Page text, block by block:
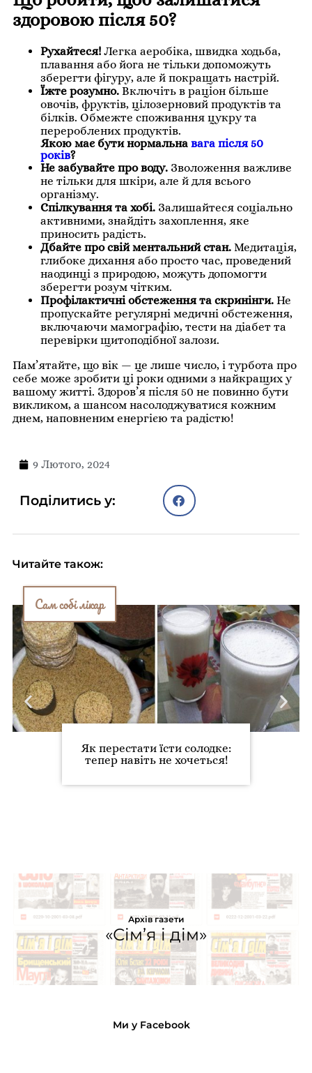
здоровою після 50?
Рухайтеся! Легка аеробіка, швидка ходьба,
плавання або йога не тільки допоможуть
зберегти фігуру, але й покращать настрій.
Їжте розумно. Включіть в раціон більше
овочів, фруктів, цілозерновий продуктів та
білків. Обмежте споживання цукру та
перероблених продуктів.
Якою має бути нормальна вага після 50
років?
Не забувайте про воду. Зволоження важливе
не тільки для шкіри, але й для всього
організму.
Спілкування та хобі. Залишайтеся соціально
активними, знайдіть захоплення, яке
приносить радість.
Дбайте про свій ментальний стан. Медитація,
глибоке дихання або просто час, проведений
наодинці з природою, можуть допомогти
зберегти розум чітким.
Профілактичні обстеження та скринінги. Не
пропускайте регулярні медичні обстеження,
включаючи мамографію, тести на діабет та
перевірки щитоподібної залози.
Пам’ятайте, що вік — це лише число, і турбота про
себе може зробити ці роки одними з найкращих у
вашому житті. Здоров’я після 50 не повинно бути
викликом, а шансом насолоджуватися кожним
днем, наповненим енергією та радістю!
9 Лютого, 2024
Поділитись у:
Читайте також:
Сам собі лікар
Як перестати їсти солодке:
тепер навіть не хочеться!
Архів газети
«Сім’я і дім»
Ми у Facebook